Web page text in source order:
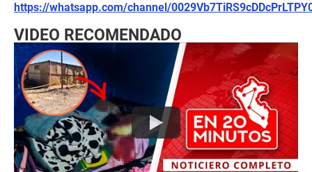
https://whatsapp.com/channel/
VIDEO RECOMENDADO